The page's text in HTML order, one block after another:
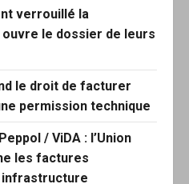
verrouillé la
le dossier de leurs
le droit de facturer
permission technique
/ ViDA : l’Union
les factures